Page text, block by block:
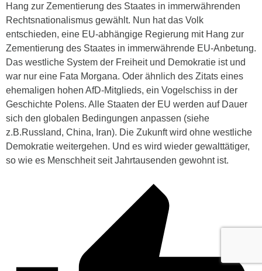
Hang zur Zementierung des Staates in immerwährenden
Rechtsnationalismus gewählt. Nun hat das Volk
entschieden, eine EU-abhängige Regierung mit Hang zur
Zementierung des Staates in immerwährende EU-Anbetung.
Das westliche System der Freiheit und Demokratie ist und
war nur eine Fata Morgana. Oder ähnlich des Zitats eines
ehemaligen hohen AfD-Mitglieds, ein Vogelschiss in der
Geschichte Polens. Alle Staaten der EU werden auf Dauer
sich den globalen Bedingungen anpassen (siehe
z.B.Russland, China, Iran). Die Zukunft wird ohne westliche
Demokratie weitergehen. Und es wird wieder gewalttätiger,
so wie es Menschheit seit Jahrtausenden gewohnt ist.